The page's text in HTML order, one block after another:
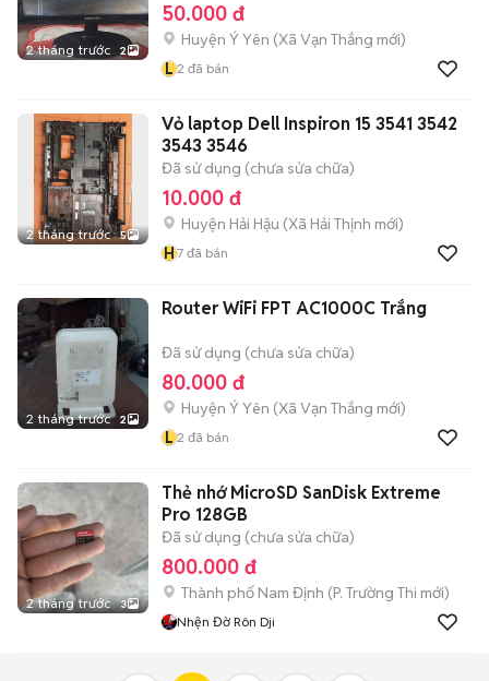
2 tháng trước 2
50.000 đ
Huyện Ý Yên (Xã Vạn Thắng mới)
L 2 đã bán
2 tháng trước 5
Vỏ laptop Dell Inspiron 15 3541 3542
3543 3546
Đã sử dụng (chưa sửa chữa)
10.000 đ
Huyện Hải Hậu (Xã Hải Thịnh mới)
H7 đã bán
2 tháng trước 2
Router WiFi FPT AC1000C Trắng
Đã sử dụng (chưa sửa chữa)
80.000 đ
Huyện Ý Yên (Xã Vạn Thắng mới)
L 2 đã bán
2 tháng trước 3
Thẻ nhớ MicroSD SanDisk Extreme
Pro 128GB
Đã sử dụng (chưa sửa chữa)
800.000 đ
Thành phố Nam Định (P. Trường Thi mới)
Nhện Đờ Rôn Dji